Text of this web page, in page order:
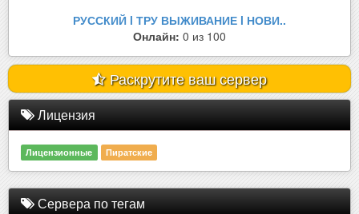
РУССКИЙ l ТРУ ВЫЖИВАНИЕ l НОВИ..
Онлайн: 0 из 100
Раскрутите ваш сервер
Лицензия
Лицензионные Пиратские
Сервера по тегам